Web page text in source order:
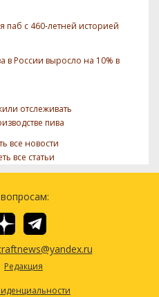
паб с 460-летней историей
в России выросло на 10% в
отслеживать
пива
все новости
все статьи
Редакция